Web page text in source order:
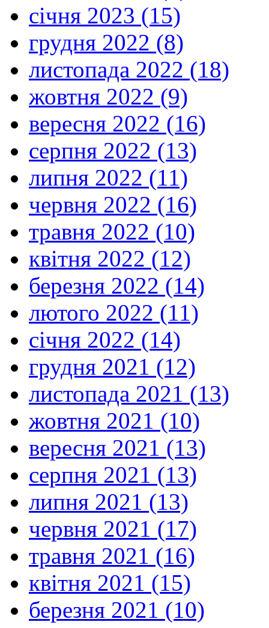
січня 2023 (15)
грудня 2022 (8)
листопада 2022 (18)
жовтня 2022 (9)
вересня 2022 (16)
серпня 2022 (13)
липня 2022 (11)
червня 2022 (16)
травня 2022 (10)
квітня 2022 (12)
березня 2022 (14)
лютого 2022 (11)
січня 2022 (14)
грудня 2021 (12)
листопада 2021 (13)
жовтня 2021 (10)
вересня 2021 (13)
серпня 2021 (13)
липня 2021 (13)
червня 2021 (17)
травня 2021 (16)
квітня 2021 (15)
березня 2021 (10)